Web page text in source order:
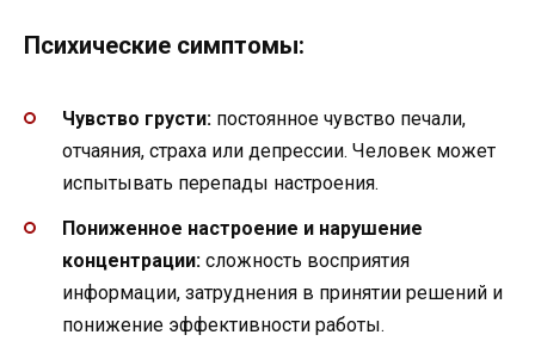
Психические симптомы:
Чувство грусти: постоянное чувство печали,
отчаяния, страха или депрессии. Человек может
испытывать перепады настроения.
Пониженное настроение и нарушение
концентрации: сложность восприятия
информации, затруднения в принятии решений и
понижение эффективности работы.